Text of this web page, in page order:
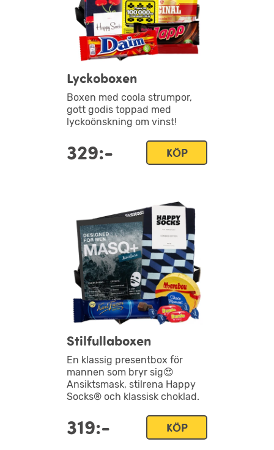
Lyckoboxen
Boxen med coola strumpor,
gott godis toppad med
lyckoönskning om vinst!
329:- KÖP
Stilfullaboxen
En klassig presentbox för
mannen som bryr sig😍
Ansiktsmask, stilrena Happy
Socks® och klassisk choklad.
319:- KÖP